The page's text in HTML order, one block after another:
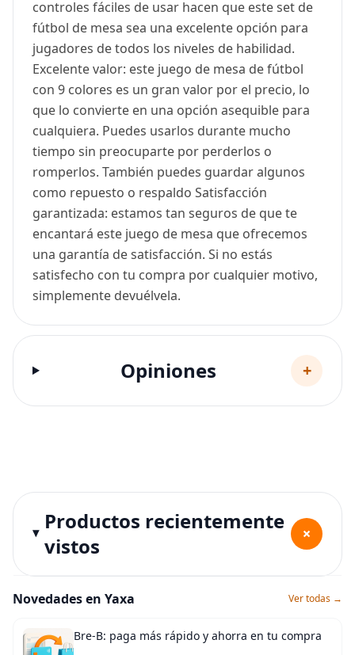
controles fáciles de usar hacen que este set de
fútbol de mesa sea una excelente opción para
jugadores de todos los niveles de habilidad.
Excelente valor: este juego de mesa de fútbol
con 9 colores es un gran valor por el precio, lo
que lo convierte en una opción asequible para
cualquiera. Puedes usarlos durante mucho
tiempo sin preocuparte por perderlos o
romperlos. También puedes guardar algunos
como repuesto o respaldo Satisfacción
garantizada: estamos tan seguros de que te
encantará este juego de mesa que ofrecemos
una garantía de satisfacción. Si no estás
satisfecho con tu compra por cualquier motivo,
simplemente devuélvela.
Opiniones +
Productos recientemente
vistos
+
Novedades en Yaxa Ver todas →
Bre-B: paga más rápido y ahorra en tu compra